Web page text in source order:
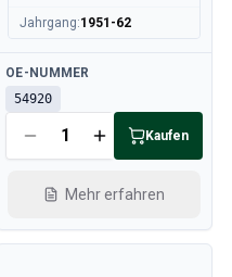
Jahrgang:1951-62
Verfügbar
OE-NUMMER
54920
Kaufen
Mehr erfahren